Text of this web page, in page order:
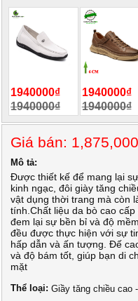
1940000₫
1940000₫
1940000₫
1940000₫
Giá bán:
Mô tả:
Được thiết kế để mang lại
kinh ngạc, đôi giày tăng
vật dụng thời trang mà còn
tính.Chất liệu da bò cao
đem lại sự bền bỉ và độ
đều được thực hiện với sự
hấp dẫn và ấn tượng. Đế
và độ bám tốt, giúp bạn di
mặt
Thể loại: Giầy tăng chiều cao